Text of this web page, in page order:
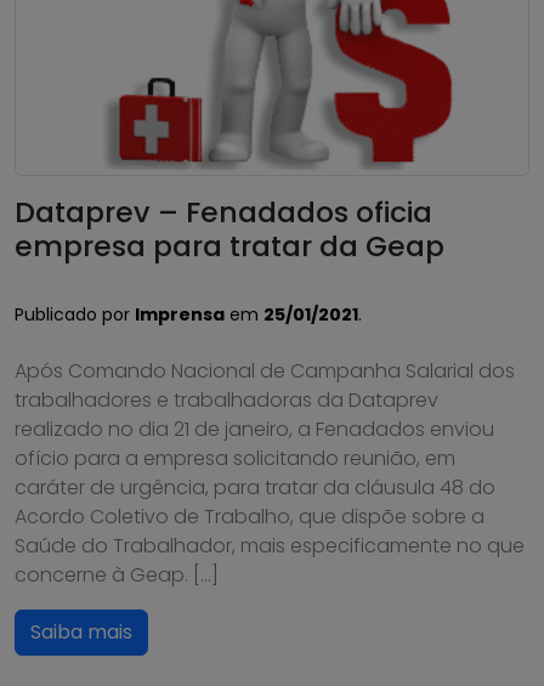
Dataprev – Fenadados oficia
empresa para tratar da Geap
Publicado por Imprensa em 25/01/2021.
Após Comando Nacional de Campanha Salarial dos
trabalhadores e trabalhadoras da Dataprev
realizado no dia 21 de janeiro, a Fenadados enviou
ofício para a empresa solicitando reunião, em
caráter de urgência, para tratar da cláusula 48 do
Acordo Coletivo de Trabalho, que dispõe sobre a
Saúde do Trabalhador, mais especificamente no que
concerne à Geap. […]
Saiba mais